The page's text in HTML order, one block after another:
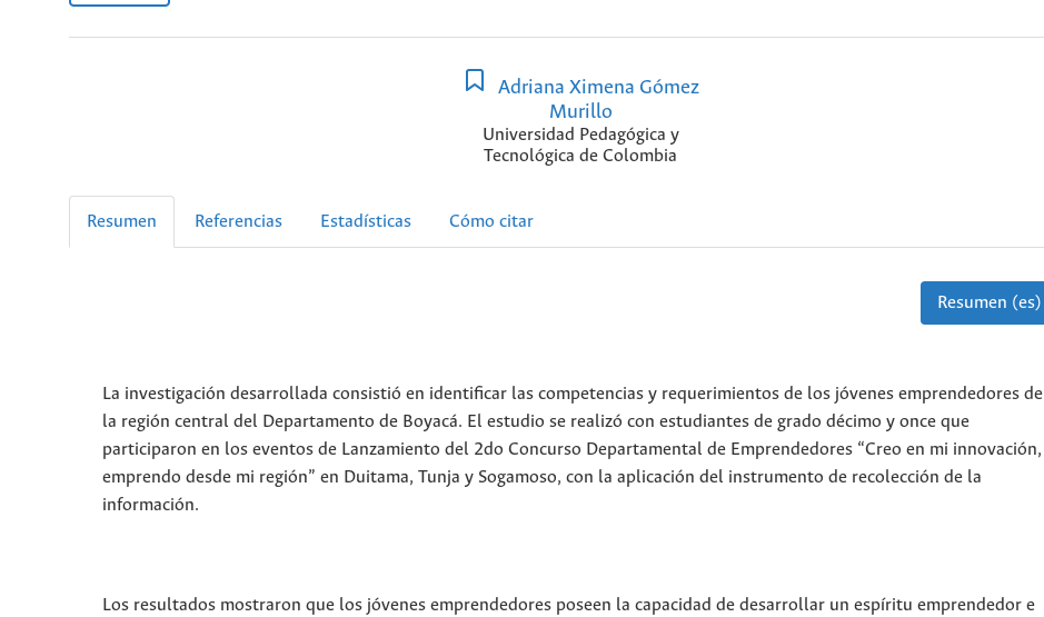
Adriana Ximena Gómez
Murillo
Universidad Pedagógica y
Tecnológica de Colombia
Resumen Referencias Estadísticas Cómo citar
Resumen (es)
La investigación desarrollada consistió en identificar las competencias y requerimientos de los jóvenes emprendedores de
la región central del Departamento de Boyacá. El estudio se realizó con estudiantes de grado décimo y once que
participaron en los eventos de Lanzamiento del 2do Concurso Departamental de Emprendedores “Creo en mi innovación,
emprendo desde mi región” en Duitama, Tunja y Sogamoso, con la aplicación del instrumento de recolección de la
información.
Los resultados mostraron que los jóvenes emprendedores poseen la capacidad de desarrollar un espíritu emprendedor e